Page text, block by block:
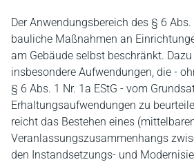
Der Anwendungsbereich des § 6
bauliche Maßnahmen an
am Gebäude selbst beschränkt. Dazu
insbesondere Aufwendungen, die ‑
§ 6 Abs. 1 Nr. 1a EStG ‑ vom
Erhaltungsaufwendungen zu
reicht das Bestehen eines
Veranlassungszusammenhangs
den Instandsetzungs- und